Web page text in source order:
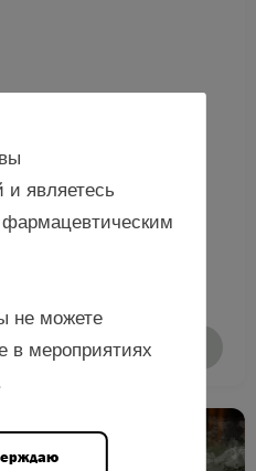
и являетесь
не можете
в мероприятиях